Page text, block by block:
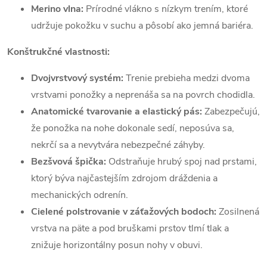
Merino vlna: Prírodné vlákno s nízkym trením, ktoré
udržuje pokožku v suchu a pôsobí ako jemná bariéra.
Konštrukčné vlastnosti:
Dvojvrstvový systém: Trenie prebieha medzi dvoma
vrstvami ponožky a neprenáša sa na povrch chodidla.
Anatomické tvarovanie a elastický pás: Zabezpečujú,
že ponožka na nohe dokonale sedí, neposúva sa,
nekrčí sa a nevytvára nebezpečné záhyby.
Bezšvová špička: Odstraňuje hrubý spoj nad prstami,
ktorý býva najčastejším zdrojom dráždenia a
mechanických odrenín.
Cielené polstrovanie v záťažových bodoch: Zosilnená
vrstva na päte a pod bruškami prstov tlmí tlak a
znižuje horizontálny posun nohy v obuvi.